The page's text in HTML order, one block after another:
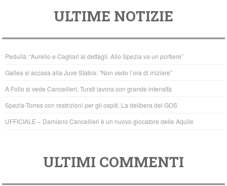
e
b
o
o
k
er
at
s
A
p
p
ULTIME NOTIZIE
Pedullà: “Aurelio e Cagliari ai dettagli. Allo Spezia va un portiere”
Gallea si accasa alla Juve Stabia: “Non vedo l’ora di iniziare”
A Follo si vede Cancellieri, Turati lavora con grande intensità
Spezia-Torres con restrizioni per gli ospiti. La delibera del GOS
UFFICIALE – Damiano Cancellieri è un nuovo giocatore delle Aquile
ULTIMI COMMENTI